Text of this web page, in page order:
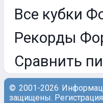
Все кубки
Рекорды
Сравнить
© 2001-2026
защищены.